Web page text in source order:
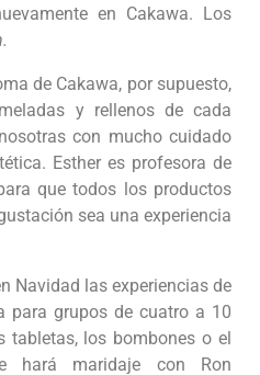
en Cakawa. Los
de Cakawa, por supuesto,
y rellenos de cada
con mucho cuidado
Esther es profesora de
que todos los productos
sea una experiencia
Navidad las experiencias de
para grupos de cuatro a 10
tabletas, los bombones o el
hará maridaje con Ron